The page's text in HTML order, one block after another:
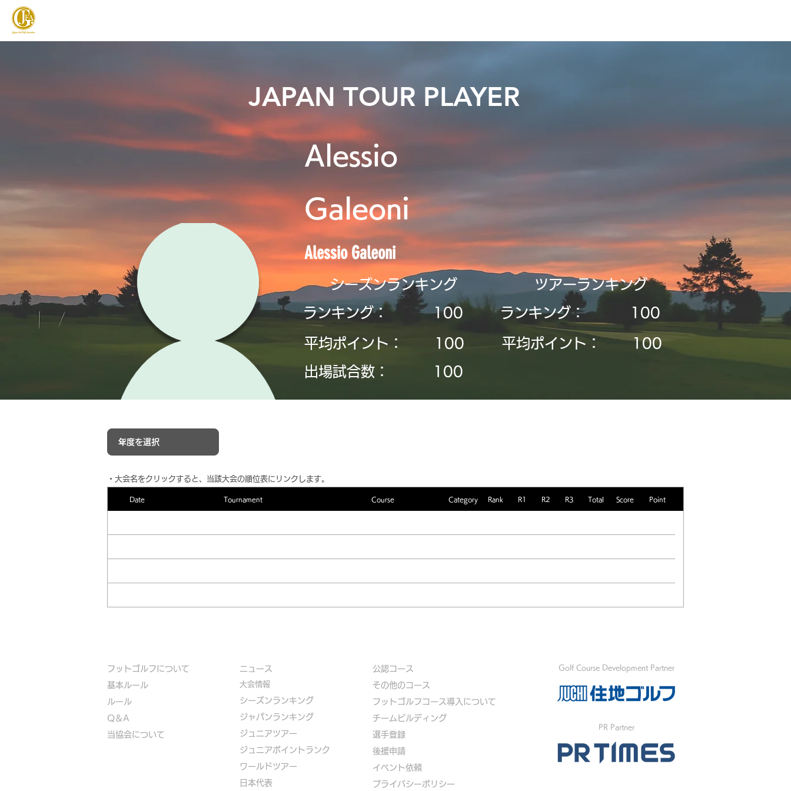
JAPAN TOUR PLAYER
Alessio
Galeoni
Alessio Galeoni
シーズンランキング
ランキング：
​100
平均ポイント：
​出場試合数：
​100
​100
​ツアーランキング
ランキング：
​100
平均ポイント： ​100
​・大会名をクリックすると、当該大会の順位表にリンクします。
Date Tournament Course Category Rank R1 R2 R3 Total Score Point
フットゴルフについて
基本ルール
ルール
Q＆A
​当協会について
​ニュース
大会情報
シーズンランキング
ジャパンランキング
ジュニアツアー
ジュニアポイントランク
​ワールドツアー
​​日本代表
公認コース
​その他のコース
​ フットゴルフコース導入について
​チームビルディング
選手登録​
​後援申請
​イベント依頼
プライバシーポリシー
Golf Course Development Partner
PR Partner